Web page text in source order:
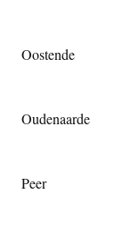
Oostende
Oudenaarde
Peer